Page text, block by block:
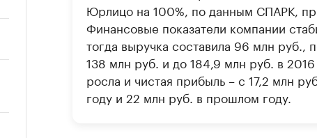
Юрлицо на 100%, по данным СПАРК,
Финансовые показатели компании
тогда выручка составила 96 млн руб.,
138 млн руб. и до 184,9 млн руб. в
росла и чистая прибыль – с 17,2 млн
году и 22 млн руб. в прошлом году.